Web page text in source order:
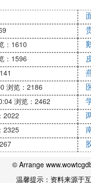
：1610
：1596
浏览：2186
浏览：2462
2022
2325
© Arrange
温馨提示：资料来源于